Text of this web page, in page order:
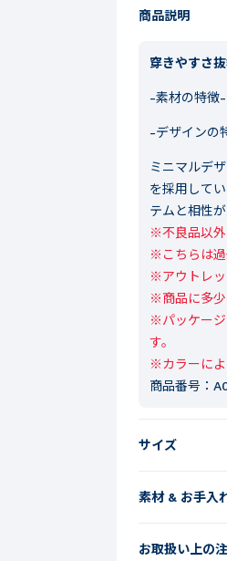
商品説明
穿きやすさ
-素材の特徴-
-デザインの
ミニマルデ
を採用して
テムと相性
※不良品以
※こちらは過
※アウトレッ
※商品に多少
※パッケージ
す。
※カラーによ
商品番号：
サイズ
素材 & お手入
お取扱い上の